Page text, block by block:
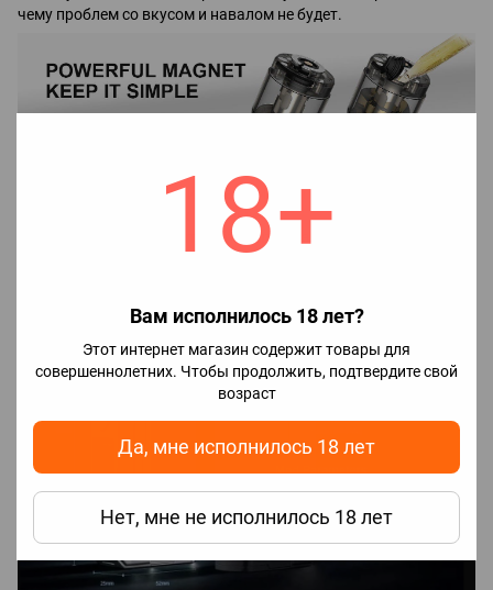
18+
Вам исполнилось 18 лет?
Этот интернет магазин содержит товары для
совершеннолетних. Чтобы продолжить, подтвердите свой
возраст
Да, мне исполнилось 18 лет
Нет, мне не исполнилось 18 лет
чему проблем со вкусом и навалом не будет.
Для того чтобы заправить бак жидкостью, необходимо снять
пластиковый картридж который
удерживается на магнитах, открыть резиновую заслонку и